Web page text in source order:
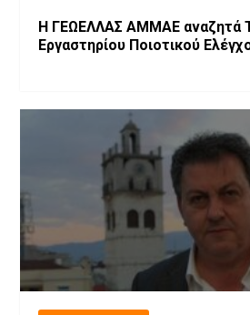
Η ΓΕΩΕΛΛΑΣ ΑΜΜΑΕ αναζητά
Εργαστηρίου Ποιοτικού